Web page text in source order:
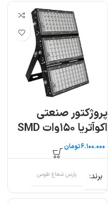
پروژکتور صنعتی
اکوآتریا ۱۵۰وات SMD
پارس شعاع توس
تومان
برند پارس شعاع طوس